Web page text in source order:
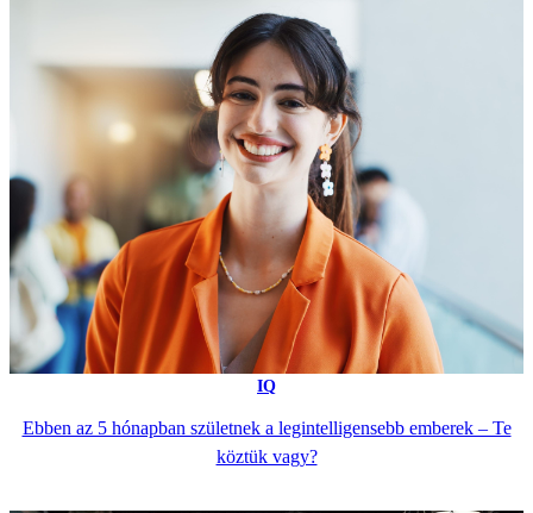
IQ
Ebben az 5 hónapban születnek a legintelligensebb emberek – Te
köztük vagy?